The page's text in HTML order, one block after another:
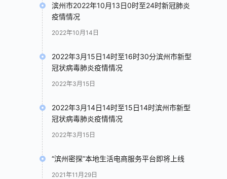
滨州市2022年10月13日0时至24时新冠肺炎
疫情情况
2022年10月14日
2022年3月15日14时至16时30分滨州市新型
冠状病毒肺炎疫情情况
2022年3月15日
2022年3月14日14时至15日14时滨州市新型
冠状病毒肺炎疫情情况
2022年3月15日
“滨州密探”本地生活电商服务平台即将上线
2021年11月29日